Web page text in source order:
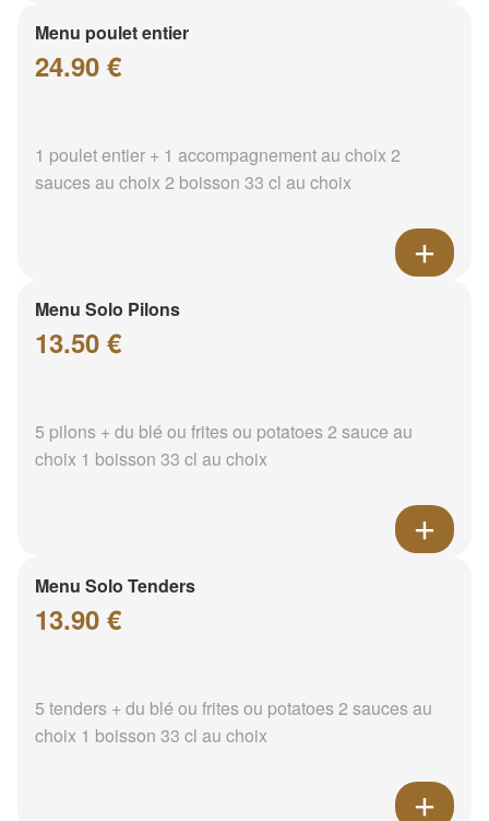
Menu poulet entier
24.90 €
1 poulet entier + 1 accompagnement au choix 2
sauces au choix 2 boisson 33 cl au choix
Menu Solo Pilons
13.50 €
5 pilons + du blé ou frites ou potatoes 2 sauce au
choix 1 boisson 33 cl au choix
Menu Solo Tenders
13.90 €
5 tenders + du blé ou frites ou potatoes 2 sauces au
choix 1 boisson 33 cl au choix